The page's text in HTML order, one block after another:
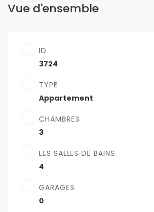
Vue d'ensemble
ID
3724
TYPE
Appartement
CHAMBRES
3
LES SALLES DE BAINS
4
GARAGES
0